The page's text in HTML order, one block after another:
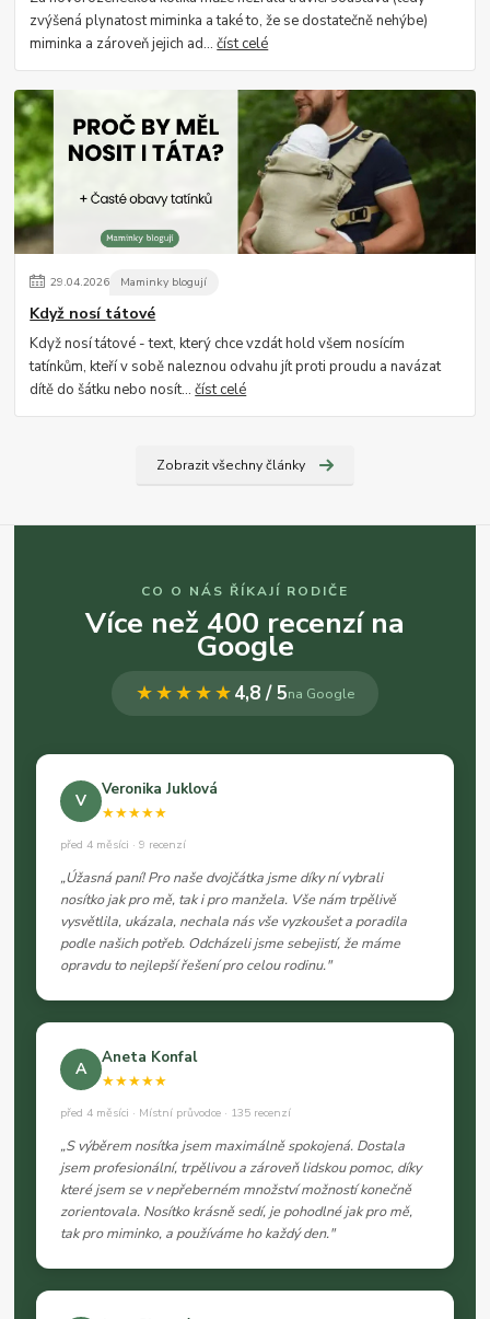
zvýšená plynatost miminka a také to, že se dostatečně nehýbe)
miminka a zároveň jejich ad...číst celé
29.04.2026 Maminky blogují
Když nosí tátové
Když nosí tátové - text, který chce vzdát hold všem nosícím
tatínkům, kteří v sobě naleznou odvahu jít proti proudu a navázat
dítě do šátku nebo nosít...číst celé
Zobrazit všechny články
CO O NÁS ŘÍKAJÍ RODIČE
Více než 400 recenzí na
Google
★★★★★4,8 / 5na Google
V
Veronika Juklová
★★★★★
před 4 měsíci · 9 recenzí
„Úžasná paní! Pro naše dvojčátka jsme díky ní vybrali
nosítko jak pro mě, tak i pro manžela. Vše nám trpělivě
vysvětlila, ukázala, nechala nás vše vyzkoušet a poradila
podle našich potřeb. Odcházeli jsme sebejistí, že máme
opravdu to nejlepší řešení pro celou rodinu."
A
Aneta Konfal
★★★★★
před 4 měsíci · Místní průvodce · 135 recenzí
„S výběrem nosítka jsem maximálně spokojená. Dostala
jsem profesionální, trpělivou a zároveň lidskou pomoc, díky
které jsem se v nepřeberném množství možností konečně
zorientovala. Nosítko krásně sedí, je pohodlné jak pro mě,
tak pro miminko, a používáme ho každý den."